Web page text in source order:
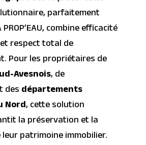
parfaitement
combine efficacité
respect total de
Pour les propriétaires de
Avesnois, de
desdépartements
Nord, cette solution
la préservation et la
patrimoine immobilier.